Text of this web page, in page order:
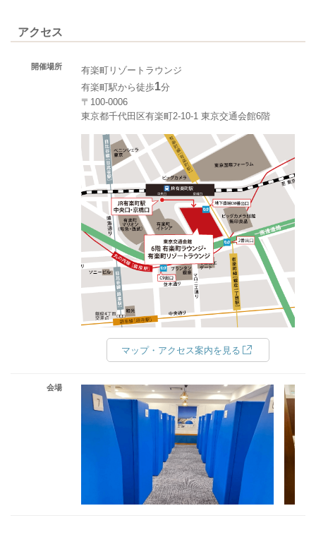
アクセス
開催場所
有楽町リゾートラウンジ
有楽町駅から徒歩1分
〒100-0006
東京都千代田区有楽町2-10-1 東京交通会館6階
マップ・アクセス案内を見る
会場